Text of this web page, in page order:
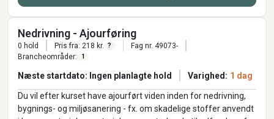
Nedrivning - Ajourføring
0 hold Pris fra: 218 kr. ?
Fag nr. 49073-
Brancheområder:
1
Næste startdato: Ingen planlagte hold Varighed: 1 dag
Du vil efter kurset have ajourført viden inden for nedrivning,
bygnings- og miljøsanering - fx. om skadelige stoffer anvendt